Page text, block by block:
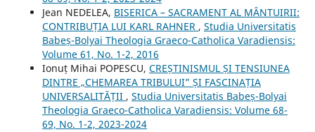
Jean NEDELEA, BISERICA – SACRAMENT AL MÂNTUIRII:
CONTRIBUȚIA LUI KARL RAHNER , Studia Universitatis
Babeș-Bolyai Theologia Graeco-Catholica Varadiensis:
Volume 61, No. 1-2, 2016
Ionuț Mihai POPESCU, CREȘTINISMUL ȘI TENSIUNEA
DINTRE „CHEMAREA TRIBULUI” ȘI FASCINAȚIA
UNIVERSALITĂȚII , Studia Universitatis Babeș-Bolyai
Theologia Graeco-Catholica Varadiensis: Volume 68-
69, No. 1-2, 2023-2024